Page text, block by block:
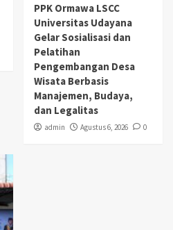
PPK Ormawa LSCC
Universitas Udayana
Gelar Sosialisasi dan
Pelatihan
Pengembangan Desa
Wisata Berbasis
Manajemen, Budaya,
dan Legalitas
admin Agustus 6, 2026 0